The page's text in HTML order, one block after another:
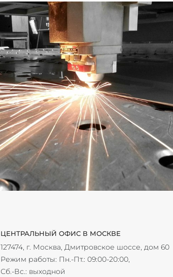
ЦЕНТРАЛЬНЫЙ ОФИС В МОСКВЕ
127474, г. Москва, Дмитровское шоссе, дом 60
Режим работы: Пн.-Пт.: 09:00-20:00,
Сб.-Вс.: выходной